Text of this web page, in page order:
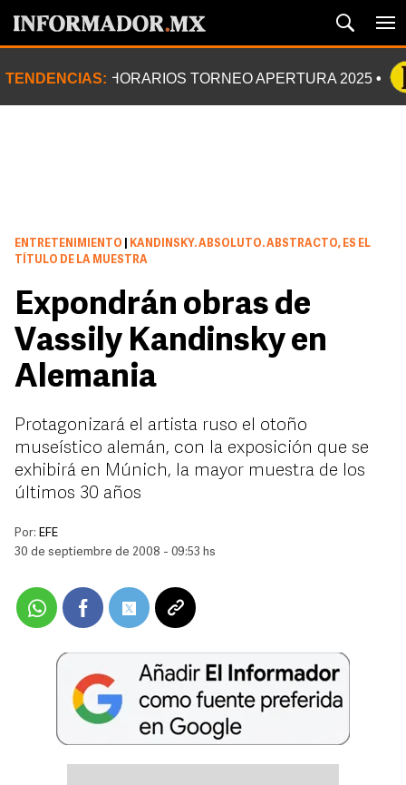
TENDENCIAS: HORARIOS TORNEO APERTURA 2025
ENTRETENIMIENTO
KANDINSKY. ABSOLUTO. ABSTRACTO, ES EL
TÍTULO DE LA MUESTRA
Expondrán obras de
Vassily Kandinsky en
Alemania
Protagonizará el artista ruso el otoño
museístico alemán, con la exposición que se
exhibirá en Múnich, la mayor muestra de los
últimos 30 años
Por: EFE
30 de septiembre de 2008 - 09:53 hs